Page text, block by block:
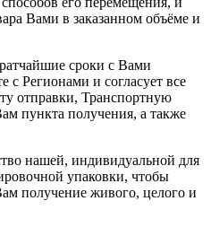
Вами в заказанном объёме и
сроки с Вами
с Регионами и согласует все
отправки, Транспортную
пункта получения, а также
нашей, индивидуальной для
упаковки, чтобы
получение живого, целого и